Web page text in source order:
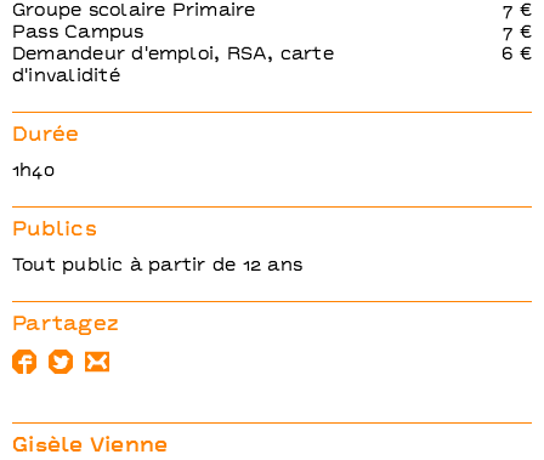
Gisèle Vienne
Groupe scolaire Primaire
7 €
Pass Campus
7 €
Demandeur d'emploi, RSA, carte
d'invalidité
6 €
Durée
1h40
Publics
Tout public à partir de 12 ans
Partagez